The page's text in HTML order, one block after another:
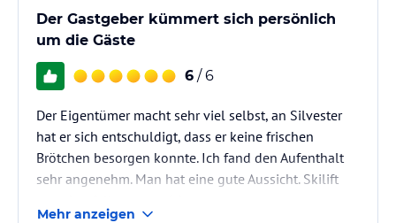
Der Gastgeber kümmert sich persönlich
um die Gäste
6 / 6
Der Eigentümer macht sehr viel selbst, an Silvester
hat er sich entschuldigt, dass er keine frischen
Brötchen besorgen konnte. Ich fand den Aufenthalt
sehr angenehm. Man hat eine gute Aussicht. Skilift
Mehr anzeigen